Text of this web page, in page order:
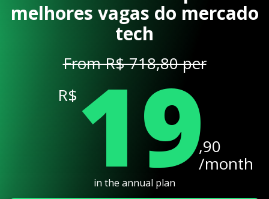
melhores vagas do mercado
tech
From R$ 718,80 per
R$ 19,90
/month
in the annual plan